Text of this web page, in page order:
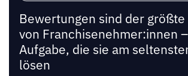
Bewertungen sind der größte
von Franchisenehmer:innen
Aufgabe, die sie am
lösen